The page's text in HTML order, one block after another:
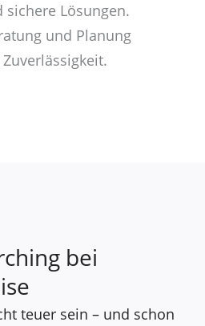
Lösungen.
und Planung
bei
teuer sein – und schon